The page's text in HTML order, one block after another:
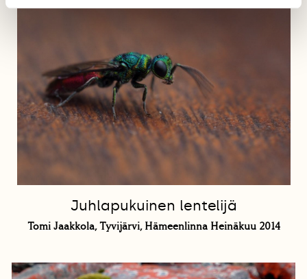
Juhlapukuinen lentelijä
Tomi Jaakkola, Tyvijärvi, Hämeenlinna Heinäkuu 2014